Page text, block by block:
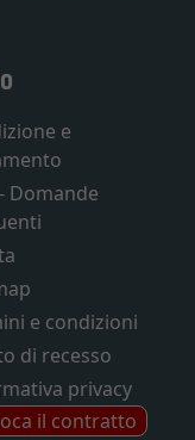
e
Domande
e condizioni
di recesso
privacy
il contratto